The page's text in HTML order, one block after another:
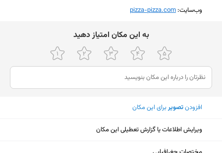
پنجشنبه
۱۲ تا ۱۵:۳۰ - ۱۹ تا ۱ بامداد
جمعه
۱۲ تا ۱۵:۳۰ - ۱۹ تا ۱ بامداد
شنبه
وب‌سایت: ‎pizza-pizza.com
ﺑﻪ اﯾﻦ ﻣﮑﺎن اﻣﺘﯿﺎز دﻫﯿﺪ
افزودنتصویربرای این مکان
ویرایش اطلاعات یا گزارش تعطیلی این مکان